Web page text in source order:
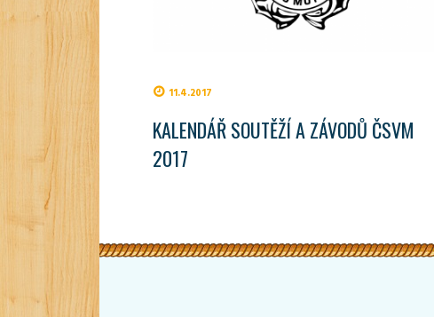
11.4.2017
KALENDÁŘ SOUTĚŽÍ A ZÁVODŮ ČSVM
2017